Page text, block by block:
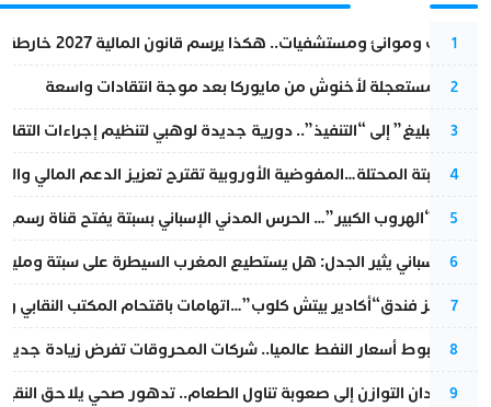
1
قطارات وموانئ ومستشفيات.. هكذا يرسم قانون المالية 2027 خارطة المغرب المقبل
2
عودة مستعجلة لأخنوش من مايوركا بعد موجة انتقادات واسعة
3
من “التبليغ” إلى “التنفيذ”.. دورية جديدة لوهبي لتنظيم إجراءات
4
أزمة سبتة المحتلة…المفوضية الأوروبية تقترح تعزيز الدعم المالي
5
عملية “الهروب الكبير”… الحرس المدني الإسباني بسبتة يفتح قناة
6
تقرير إسباني يثير الجدل: هل يستطيع المغرب السيطرة على سبتة
7
أزمة تهز فندق“أكادير بيتش كلوب”…اتهامات باقتحام المكتب النقابي
8
رغم هبوط أسعار النفط عالميا.. شركات المحروقات تفرض زيادة
9
من فقدان التوازن إلى صعوبة تناول الطعام.. تدهور صحي يلاحق النقيب